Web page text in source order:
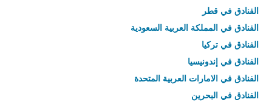
الفنادق في قطر
الفنادق في المملكة العربية السعودية
الفنادق في تركيا
الفنادق في إندونيسيا
الفنادق في الامارات العربية المتحدة
الفنادق في البحرين